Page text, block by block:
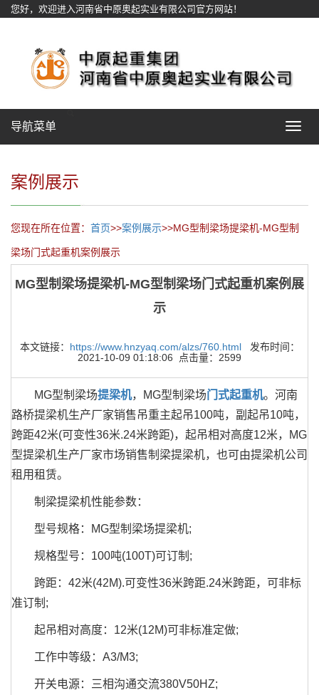
您好，欢迎进入河南省中原奥起实业有限公司官方网站！
Toggle
导航菜单
案例展示
您现在所在位置： 首页>>案例展示>>MG型制梁场提梁机-MG型制
梁场门式起重机案例展示
MG型制梁场提梁机-MG型制梁场门式起重机案例展
示
本文链接： https://www.hnzyaq.com/alzs/760.html发布时间：
2021-10-09 01:18:06 点击量：2599
MG型制梁场提梁机，MG型制梁场门式起重机。河南
路桥提梁机生产厂家销售吊重主起吊100吨，副起吊10吨，
跨距42米(可变性36米.24米跨距)，起吊相对高度12米，MG
型提梁机生产厂家市场销售制梁提梁机，也可由提梁机公司
租用租赁。
制梁提梁机性能参数：
型号规格：MG型制梁场提梁机;
规格型号：100吨(100T)可订制;
跨距：42米(42M).可变性36米跨距.24米跨距，可非标
准订制;
起吊相对高度：12米(12M)可非标准定做;
工作中等级：A3/M3;
开关电源：三相沟通交流380V50HZ;